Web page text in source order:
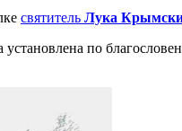
святитель Лука
по